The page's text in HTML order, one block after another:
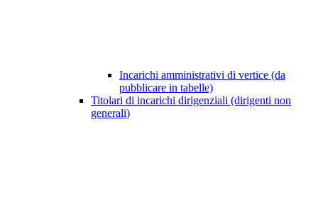
Incarichi amministrativi di vertice (da
pubblicare in tabelle)
Titolari di incarichi dirigenziali (dirigenti non
generali)